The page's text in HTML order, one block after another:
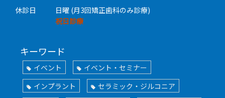
休診日
日曜 (月3回矯正歯科のみ診療)
祝日診療
キーワード
イベント
イベント・セミナー
インプラント
セラミック・ジルコニア